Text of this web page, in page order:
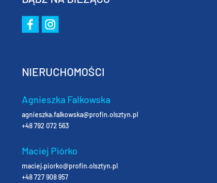
NIERUCHOMOŚCI
Agnieszka Falkowska
agnieszka.falkowska@profin.olsztyn.pl
+48 792 072 563
Maciej Piórko
maciej.piorko@profin.olsztyn.pl
+48 727 908 957